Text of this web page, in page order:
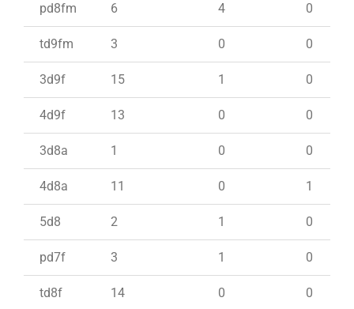
pd8fm 6 4 0
td9fm 3 0 0
3d9f 15 1 0
4d9f 13 0 0
3d8a 1 0 0
4d8a 11 0 1
5d8 2 1 0
pd7f 3 1 0
td8f 14 0 0